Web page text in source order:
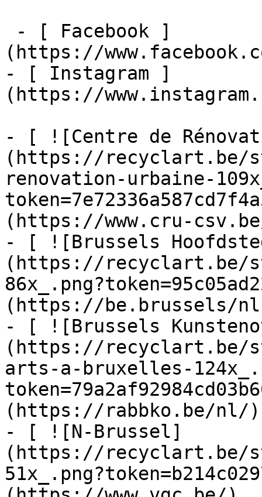
(https://
- [ Instagram ]
(https://
- [ ![Centre de
(https://recyclart.be/
renovation-urbaine-
(https://www.cru-
- [ ![Brussels
(https://recyclart.be/
(https://be.brussels/
- [ ![Brussels
(https://recyclart.be/
arts-a-bruxelles-
(https://rabbko.be/nl/)
- [ ![N-Brussel]
(https://recyclart.be/